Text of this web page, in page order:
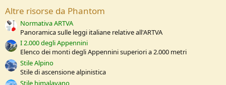
Altre risorse da Phantom
Normativa ARTVA
Panoramica sulle leggi italiane relative all'ARTVA
I 2.000 degli Appennini
Elenco dei monti degli Appennini superiori a 2.000 metri
Stile Alpino
Stile di ascensione alpinistica
Stile himalayano